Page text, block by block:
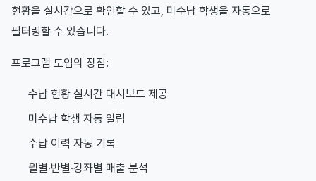
현황을 실시간으로 확인할 수 있고, 미수납 학생을 자동으로
필터링할 수 있습니다.
프로그램 도입의 장점:
수납 현황 실시간 대시보드 제공
미수납 학생 자동 알림
수납 이력 자동 기록
월별·반별·강좌별 매출 분석